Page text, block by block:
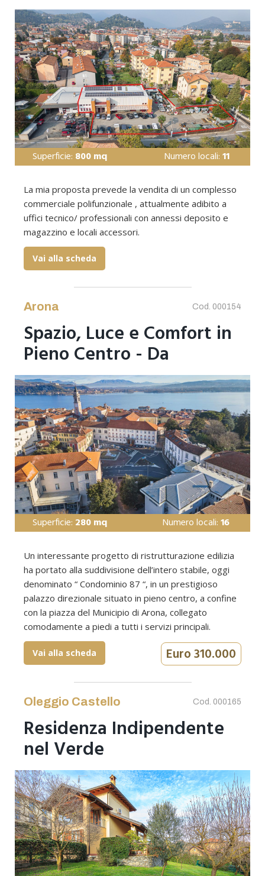
Superficie: 800 mq Numero locali:11
La mia proposta prevede la vendita di un complesso
commerciale polifunzionale , attualmente adibito a
uffici tecnico/ professionali con annessi deposito e
magazzino e locali accessori.
Vai alla scheda
Superficie: 280 mq Numero locali:16
Arona Cod. 000154
Spazio, Luce e Comfort in
Pieno Centro - Da
Ristrutturare
Un interessante progetto di ristrutturazione edilizia
ha portato alla suddivisione dell’intero stabile, oggi
denominato “ Condominio 87 “, in un prestigioso
palazzo direzionale situato in pieno centro, a confine
con la piazza del Municipio di Arona, collegato
comodamente a piedi a tutti i servizi principali.
Euro 310.000
Vai alla scheda
Oleggio Castello Cod. 000165
Residenza Indipendente
nel Verde